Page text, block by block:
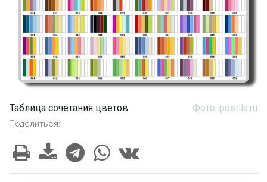
Таблица сочетания цветов Фото: postila.ru
Поделиться: